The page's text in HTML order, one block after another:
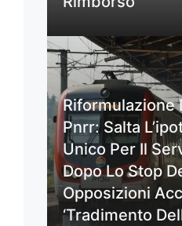
Riformulazione
Pnrr: Salta
Unico Per Il
Dopo Lo Stop
Opposizioni
‘Tradimento